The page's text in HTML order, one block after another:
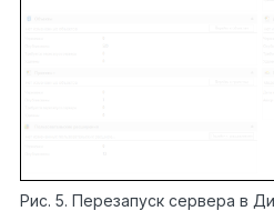
Рис. 5. Перезапуск сервера в